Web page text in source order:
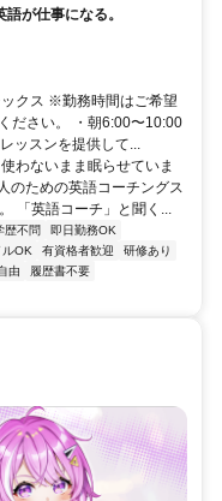
が仕事になる。
クス ※勤務時間はご希望
ださい。 ・朝6:00〜10:00
ッスンを提供して...
わないまま眠らせていま
のための英語コーチングス
「英語コーチ」と聞く...
歴不問
即日勤務OK
ルOK 有資格者歓迎
研修あり
由
履歴書不要